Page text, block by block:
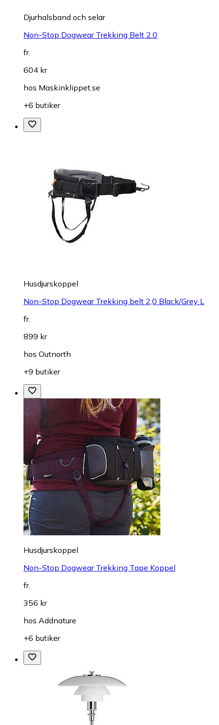
Djurhalsband och selar
Non-Stop Dogwear Trekking Belt 2.0
fr.
604 kr
hos Maskinklippet.se
+6 butiker
Husdjurskoppel
Non-Stop Dogwear Trekking belt 2,0 Black/Grey L
fr.
899 kr
hos Outnorth
+9 butiker
Husdjurskoppel
Non-Stop Dogwear Trekking Tape Koppel
fr.
356 kr
hos Addnature
+6 butiker